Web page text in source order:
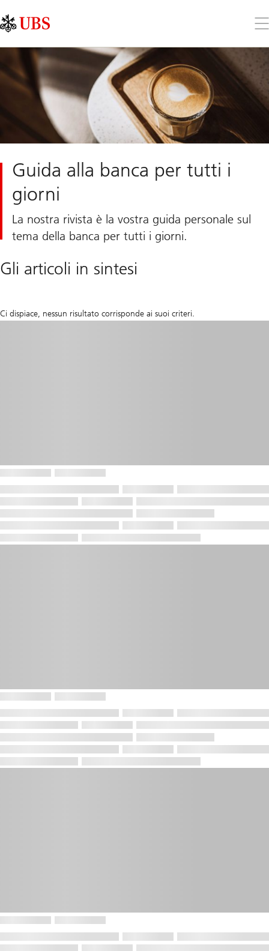
Links
Area
il
Guida alla banca per tutti i
giorni
La nostra rivista è la vostra guida personale sul
tema della banca per tutti i giorni.
Gli articoli in sintesi
Ci dispiace, nessun risultato corrisponde ai suoi criteri.